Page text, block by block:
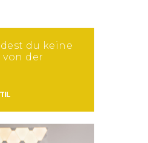
du keine
der